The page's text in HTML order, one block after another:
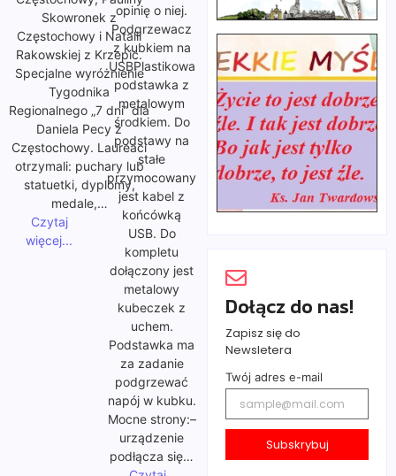
Skowronek z
Częstochowy i Natalii
Rakowskiej z Krzepic.
Specjalne wyróżnienie
Tygodnika
Regionalnego „7 dni” dla
Daniela Pecy z
Częstochowy. Laureaci
otrzymali: puchary lub
statuetki, dyplomy,
medale,…
Czytaj
więcej...
opinię o niej.
Podgrzewacz
z kubkiem na
USBPlastikowa
podstawka z
metalowym
środkiem. Do
podstawy na
stałe
przymocowany
jest kabel z
końcówką
USB. Do
kompletu
dołączony jest
metalowy
kubeczek z
uchem.
Podstawka ma
za zadanie
podgrzewać
napój w kubku.
Mocne strony:–
urządzenie
podłącza się…
Dołącz do nas!
Zapisz się do
Newsletera
Twój adres e-mail
Subskrybuj